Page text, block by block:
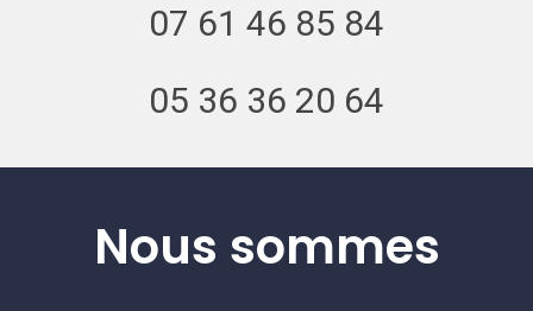
07 61 46 85 84
05 36 36 20 64
Nous sommes